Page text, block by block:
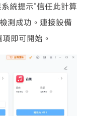
統提示“信任此計算
測成功。連接設備
即可開始。